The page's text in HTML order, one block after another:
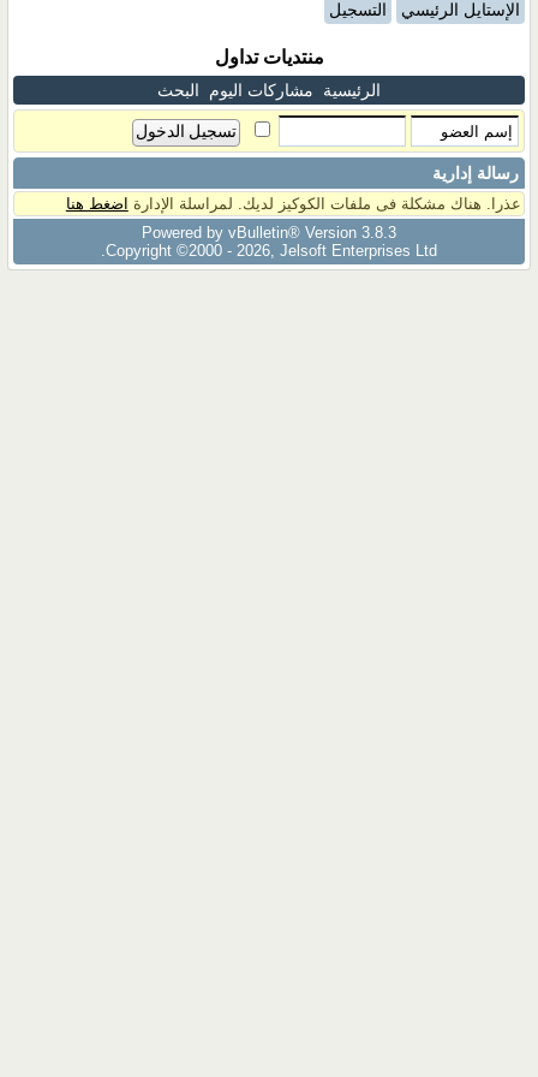
الإستايل الرئيسي التسجيل
منتديات تداول
الرئيسية مشاركات اليوم البحث
رسالة إدارية
عذرا. هناك مشكلة فى ملفات الكوكيز لديك. لمراسلة الإدارة اضغط هنا
Powered by vBulletin® Version 3.8.3
Copyright ©2000 - 2026, Jelsoft Enterprises Ltd.